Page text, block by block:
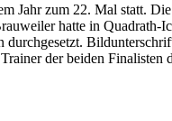
Jahr zum 22. Mal statt.
hatte in Quadrath-
der beiden Finalisten